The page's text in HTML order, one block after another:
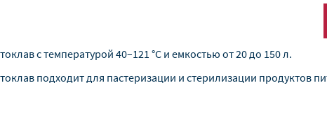
с температурой 40–121 °C и емкостью от 20 до 150 л.
подходит для пастеризации и стерилизации продуктов